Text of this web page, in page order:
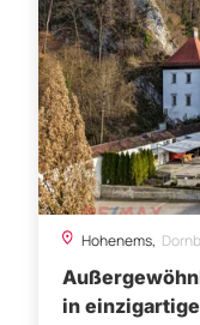
Hohenems,
sucht neuen
1.549 m²